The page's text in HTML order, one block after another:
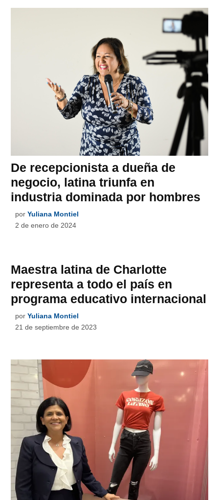
De recepcionista a dueña de
negocio, latina triunfa en
industria dominada por hombres
por Yuliana Montiel
2 de enero de 2024
Maestra latina de Charlotte
representa a todo el país en
programa educativo internacional
por Yuliana Montiel
21 de septiembre de 2023